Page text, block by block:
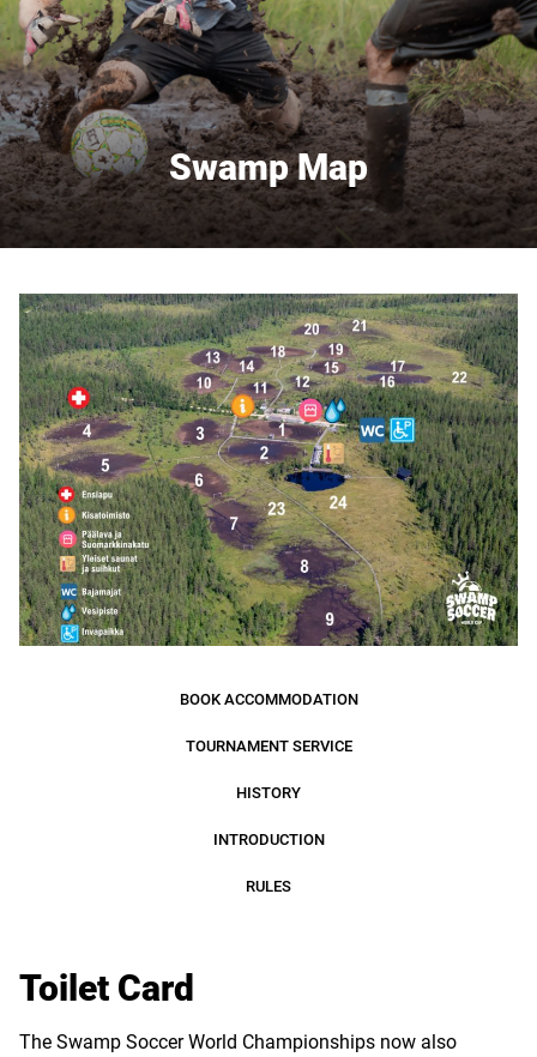
Swamp Map
BOOK ACCOMMODATION
TOURNAMENT SERVICE
HISTORY
INTRODUCTION
RULES
Toilet Card
The Swamp Soccer World Championships now also